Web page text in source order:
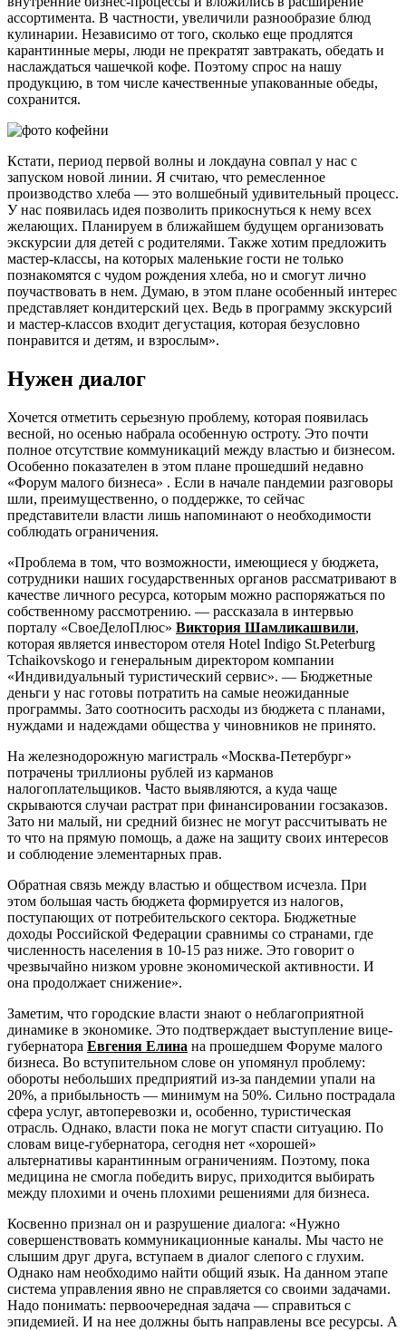
ассортимента. В частности, увеличили разнообразие блюд
кулинарии. Независимо от того, сколько еще продлятся
карантинные меры, люди не прекратят завтракать, обедать и
наслаждаться чашечкой кофе. Поэтому спрос на нашу
продукцию, в том числе качественные упакованные обеды,
сохранится.
Кстати, период первой волны и локдауна совпал у нас с
запуском новой линии. Я считаю, что ремесленное
производство хлеба — это волшебный удивительный процесс.
У нас появилась идея позволить прикоснуться к нему всех
желающих. Планируем в ближайшем будущем организовать
экскурсии для детей с родителями. Также хотим предложить
мастер-классы, на которых маленькие гости не только
познакомятся с чудом рождения хлеба, но и смогут лично
поучаствовать в нем. Думаю, в этом плане особенный интерес
представляет кондитерский цех. Ведь в программу экскурсий
и мастер-классов входит дегустация, которая безусловно
понравится и детям, и взрослым».
Нужен диалог
Хочется отметить серьезную проблему, которая появилась
весной, но осенью набрала особенную остроту. Это почти
полное отсутствие коммуникаций между властью и бизнесом.
Особенно показателен в этом плане прошедший недавно
«Форум малого бизнеса» . Если в начале пандемии разговоры
шли, преимущественно, о поддержке, то сейчас
представители власти лишь напоминают о необходимости
соблюдать ограничения.
«Проблема в том, что возможности, имеющиеся у бюджета,
сотрудники наших государственных органов рассматривают в
качестве личного ресурса, которым можно распоряжаться по
собственному рассмотрению. — рассказала в интервью
порталу «СвоеДелоПлюс» Виктория Шамликашвили,
которая является инвестором отеля Hotel Indigo St.Peterburg
Tchaikovskogo и генеральным директором компании
«Индивидуальный туристический сервис». — Бюджетные
деньги у нас готовы потратить на самые неожиданные
программы. Зато соотносить расходы из бюджета с планами,
нуждами и надеждами общества у чиновников не принято.
На железнодорожную магистраль «Москва-Петербург»
потрачены триллионы рублей из карманов
налогоплательщиков. Часто выявляются, а куда чаще
скрываются случаи растрат при финансировании госзаказов.
Зато ни малый, ни средний бизнес не могут рассчитывать не
то что на прямую помощь, а даже на защиту своих интересов
и соблюдение элементарных прав.
Обратная связь между властью и обществом исчезла. При
этом большая часть бюджета формируется из налогов,
поступающих от потребительского сектора. Бюджетные
доходы Российской Федерации сравнимы со странами, где
численность населения в 10-15 раз ниже. Это говорит о
чрезвычайно низком уровне экономической активности. И
она продолжает снижение».
Заметим, что городские власти знают о неблагоприятной
динамике в экономике. Это подтверждает выступление вице-
губернатора Евгения Елина на прошедшем Форуме малого
бизнеса. Во вступительном слове он упомянул проблему:
обороты небольших предприятий из-за пандемии упали на
20%, а прибыльность — минимум на 50%. Сильно пострадала
сфера услуг, автоперевозки и, особенно, туристическая
отрасль. Однако, власти пока не могут спасти ситуацию. По
словам вице-губернатора, сегодня нет «хорошей»
альтернативы карантинным ограничениям. Поэтому, пока
медицина не смогла победить вирус, приходится выбирать
между плохими и очень плохими решениями для бизнеса.
Косвенно признал он и разрушение диалога: «Нужно
совершенствовать коммуникационные каналы. Мы часто не
слышим друг друга, вступаем в диалог слепого с глухим.
Однако нам необходимо найти общий язык. На данном этапе
система управления явно не справляется со своими задачами.
Надо понимать: первоочередная задача — справиться с
эпидемией. И на нее должны быть направлены все ресурсы. А